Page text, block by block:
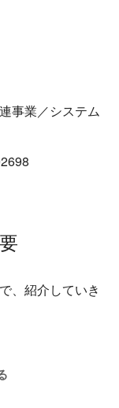
事業／システム
、紹介していき